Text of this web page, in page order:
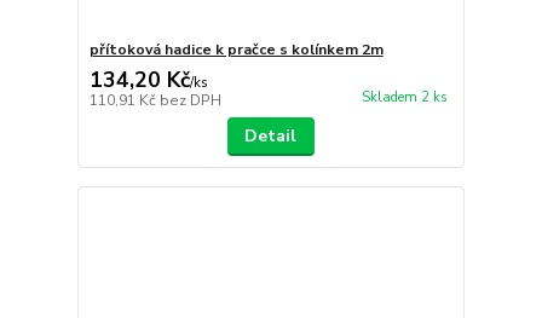
přítoková hadice k pračce s kolínkem 2m
134,20 Kč/ks
110,91 Kč bez DPH Skladem 2 ks
Detail